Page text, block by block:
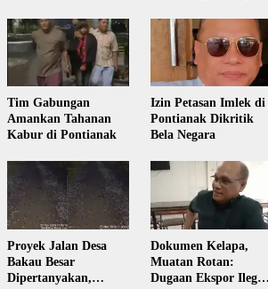
Tim Gabungan
Amankan Tahanan
Kabur di Pontianak
Izin Petasan Imlek di
Pontianak Dikritik
Bela Negara
Proyek Jalan Desa
Bakau Besar
Dipertanyakan,
Dokumen Kelapa,
Muatan Rotan:
Dugaan Ekspor Ilegal